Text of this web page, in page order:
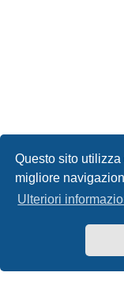
Questo sito
migliore
Ulteriori